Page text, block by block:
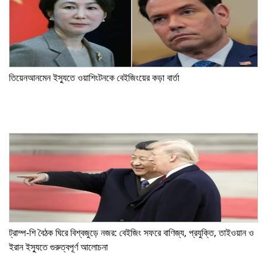
তিয়েনআনমেন ইস্যুতে ওয়াশিংটনকে বেইজিংয়ের কড়া বার্তা
ট্রাম্প-শি বৈঠক ঘিরে বিশ্বজুড়ে নজর: বেইজিং সফরে বাণিজ্য, প্রযুক্তি, তাইওয়ান ও
ইরান ইস্যুতে গুরুত্বপূর্ণ আলোচনা